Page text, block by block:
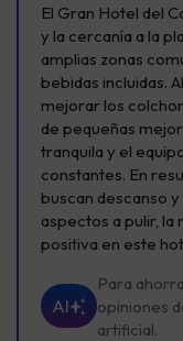
El Gran Hotel del
y la cercanía a la
amplias zonas
bebidas incluidas.
mejorar los
de pequeñas
tranquila y el
constantes. En
buscan descanso
aspectos a pulir,
positiva en este
AI
Para
opiniones
artificial.